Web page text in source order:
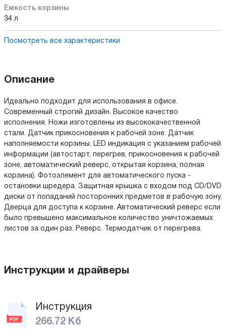
Емкость корзины
34 л
Посмотреть все характеристики
Описание
Идеально подходит для использования в офисе.
Современный строгий дизайн. Высокое качество
исполнения. Ножи изготовлены из высококачественной
стали. Датчик прикосновения к рабочей зоне. Датчик
наполняемости корзины. LED индикация с указанием рабочей
информации (автостарт, перегрев, прикосновения к рабочей
зоне, автоматический реверс, открытая корзина, полная
корзина). Фотоэлемент для автоматического пуска -
остановки шредера. Защитная крышка с входом под CD/DVD
диски от попаданий посторонних предметов в рабочую зону.
Дверца для доступа к корзине. Автоматический реверс если
было превышено максимальное количество уничтожаемых
листов за один раз. Реверс. Термодатчик от перегрева.
Инструкции и драйверы
Инструкция
266.72 Кб